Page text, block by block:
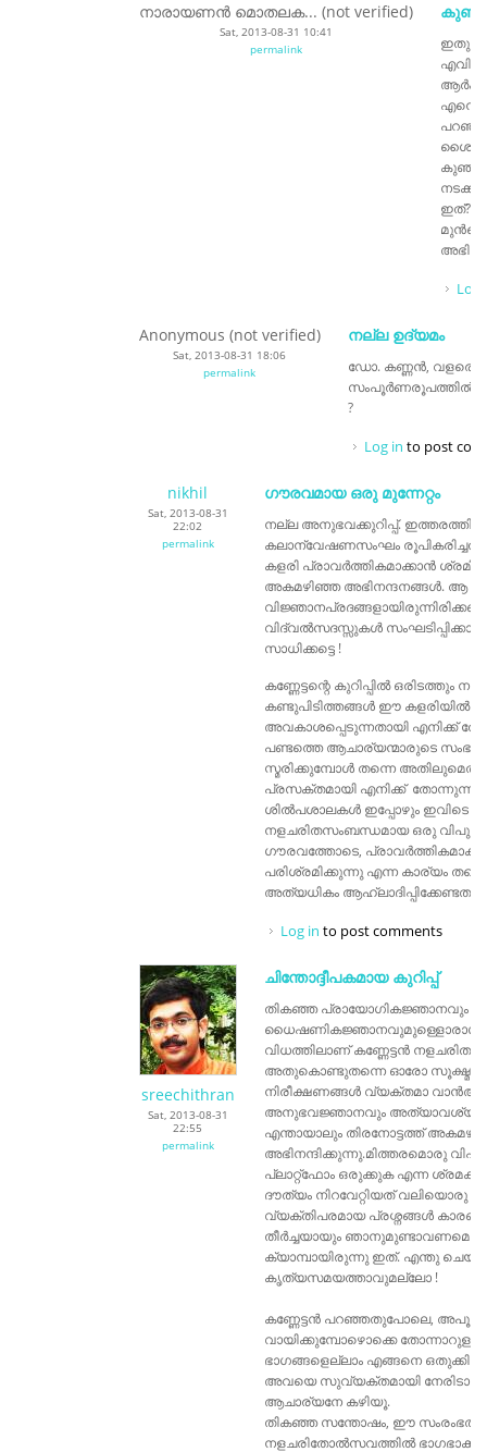
നാരായണന്‍ മൊതലക... (not verified)
Sat, 2013-08-31 10:41
permalink
കുഞ്ചു
ഇത്?
Log
Anonymous (not verified)
Sat, 2013-08-31 18:06
permalink
നല്ല ഉദ്യമം
ഡോ. കണ്ണൻ, വളരെ
സംപൂർണരൂപത്തിൽ
?
Log in to post
nikhil
Sat, 2013-08-31
22:02
permalink
ഗൗരവമായ ഒരു മുന്നേറ്റം
നല്ല അനുഭവക്കുറിപ്പ്.
കലാന്വേഷണസംഘം
കളരി പ്രാവർത്തികമാക്കാൻ
അകമഴിഞ്ഞ അഭിനന്ദനങ്ങൾ. ആ 4
വിദ്വൽസദസ്സുകൾ സംഘടിപ്പിക്കാൻ
സാധിക്കട്ടെ !
കണ്ണേട്ടന്റെ കുറിപ്പിൽ ഒരിടത്തും
കണ്ടുപിടിത്തങ്ങൾ ഈ കളരിയിൽ
അവകാശപ്പെടുന്നതായി എനിക്ക്
പണ്ടത്തെ ആചാര്യന്മാരുടെ
സ്മരിക്കുമ്പോൾ തന്നെ
പ്രസക്തമായി എനിക്ക്
ശിൽപശാലകൾ ഇപ്പോഴും ഇവിടെ
നളചരിതസംബന്ധമായ ഒരു
ഗൗരവത്തോടെ,
പരിശ്രമിക്കുന്നു എന്ന കാര്യം
അത്യധികം
Log in to post comments
sreechithran
Sat, 2013-08-31
22:55
permalink
ചിന്തോദ്ദീപകമായ കുറിപ്പ്
തികഞ്ഞ പ്രായോഗികജ്ഞാനവും
ധൈഷണികജ്ഞാനവുമുള്ളൊരാൾക്കു
വിധത്തിലാണ് കണ്ണേട്ടൻ
അതുകൊണ്ടുതന്നെ ഓരോ
നിരീക്ഷണങ്ങൾ വ്യക്തമാ
അനുഭവജ്ഞാനവും
എന്തായാലും തിരനോട്ടത്ത്
അഭിനന്ദിക്കുന്നു.മിത്തരമൊരു
പ്ലാറ്റ്‌ഫോം ഒരുക്കുക എന്ന
ദൗത്യം നിറവേറ്റിയത് വലിയൊരു
വ്യക്തിപരമായ പ്രശ്നങ്ങൾ കാരണം
തീർച്ചയായും
ക്യാമ്പായിരുന്നു ഇത്. എന്തു
കൃത്യസമയത്താവുമല്ലോ !
കണ്ണേട്ടൻ പറഞ്ഞതുപോലെ,
വായിക്കുമ്പോഴൊക്കെ
ഭാഗങ്ങളെല്ലാം എങ്ങനെ
അവയെ സുവ്യക്തമായി
ആചാര്യനേ കഴിയൂ.
തികഞ്ഞ സന്തോഷം, ഈ
നളചരിതോൽസവത്തിൽ